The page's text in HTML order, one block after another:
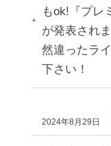
もok!『プレ
が発表され
然違ったラ
下さい！
2024年8月29日